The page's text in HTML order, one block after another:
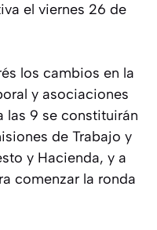
el viernes 26 de
los cambios en la
y asociaciones
las 9 se constituirán
de Trabajo y
y Hacienda, y a
comenzar la ronda